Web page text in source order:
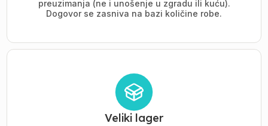
preuzimanja (ne i unošenje u zgradu ili kuću).
Dogovor se zasniva na bazi količine robe.
Veliki lager